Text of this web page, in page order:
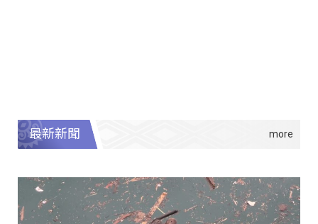
最新新聞